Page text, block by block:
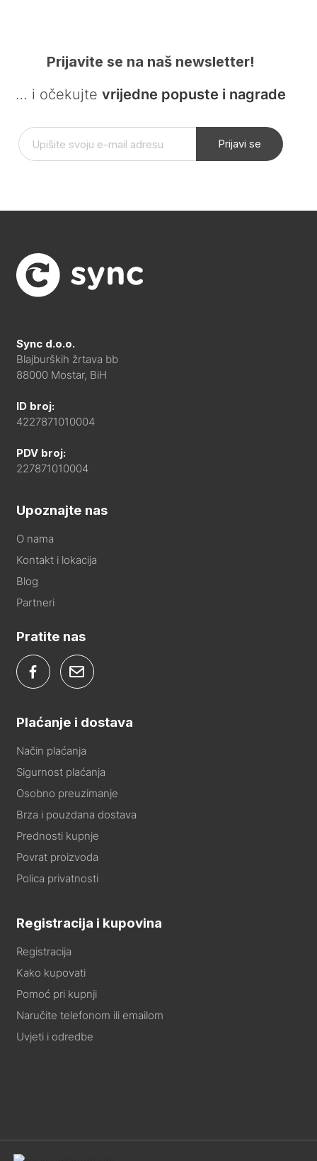
Prijavite se na naš newsletter!
… i očekujte vrijedne popuste i nagrade
Prijavi se
Sync d.o.o.
Blajburških žrtava bb
88000 Mostar, BiH
ID broj:
4227871010004
PDV broj:
227871010004
Upoznajte nas
O nama
Kontakt i lokacija
Blog
Partneri
Pratite nas
Plaćanje i dostava
Način plaćanja
Sigurnost plaćanja
Osobno preuzimanje
Brza i pouzdana dostava
Prednosti kupnje
Povrat proizvoda
Polica privatnosti
Registracija i kupovina
Registracija
Kako kupovati
Pomoć pri kupnji
Naručite telefonom ili emailom
Uvjeti i odredbe